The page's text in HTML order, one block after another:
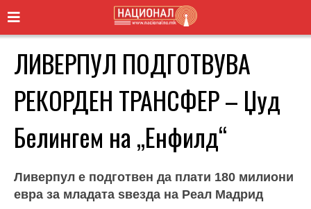
ЛИВЕРПУЛ ПОДГОТВУВА
РЕКОРДЕН ТРАНСФЕР – Џуд
Белингем на „Енфилд“
Ливерпул е подготвен да плати 180 милиони
евра за младата ѕвезда на Реал Мадрид